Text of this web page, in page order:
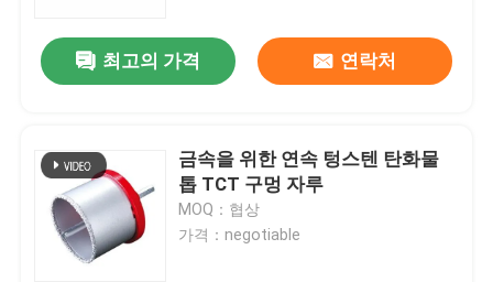
tct는 보았습니다 구멍을 팝니다
드릴용 날 세트
최고의 가격 연락처
금속을 위한 연속 텅스텐 탄화물
톱 TCT 구멍 자루
MOQ：협상
가격：negotiable